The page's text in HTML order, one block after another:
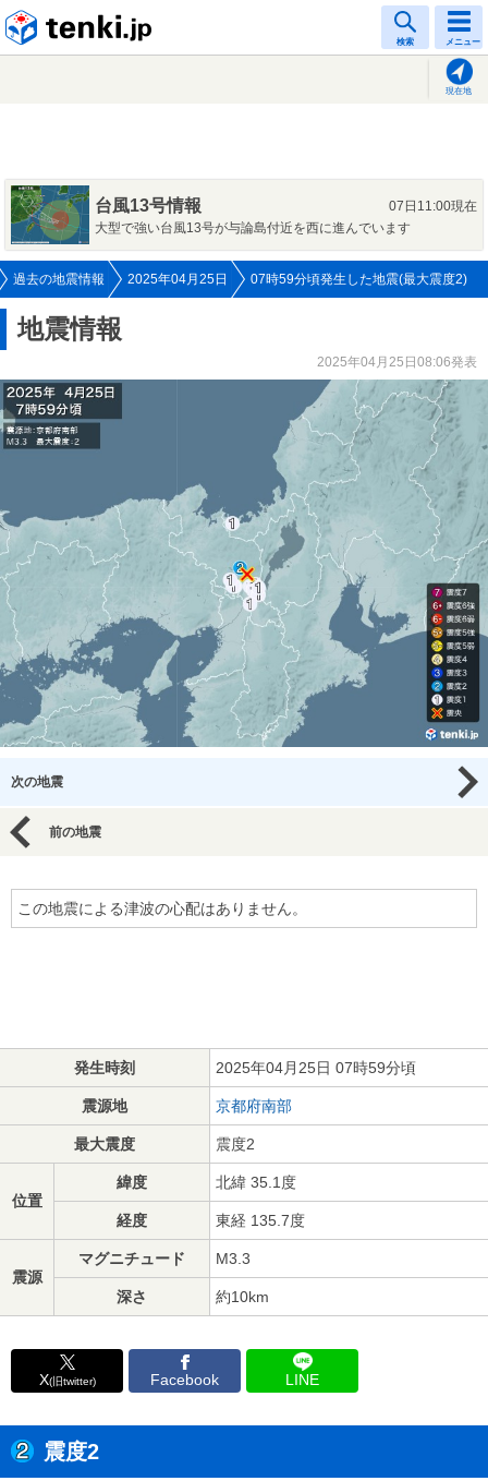
検索 メニュー
現在地
台風13号情報
07日11:00現在
大型で強い台風13号が与論島付近を西に進んでいます
過去の地震情報 2025年04月25日 07時59分頃発生した地震(最大震度2)
地震情報
2025年04月25日08:06発表
次の地震
前の地震
この地震による津波の心配はありません。
発生時刻 2025年04月25日 07時59分頃
震源地 京都府南部
最大震度 震度2
位置
緯度 北緯 35.1度
経度 東経 135.7度
震源
マグニチュード M3.3
深さ 約10km
X(旧twitter) Facebook LINE
震度2